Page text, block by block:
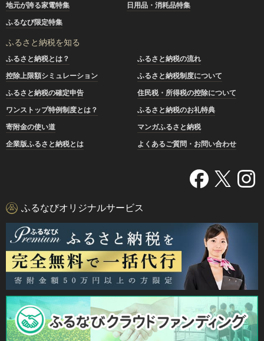
地元が誇る家電特集
日用品・消耗品特集
ふるなび限定特集
ふるさと納税を知る
ふるさと納税とは？
ふるさと納税の流れ
控除上限額シミュレーション
ふるさと納税制度について
ふるさと納税の確定申告
住民税・所得税の控除について
ワンストップ特例制度とは？
ふるさと納税のお礼特典
寄附金の使い道
マンガふるさと納税
企業版ふるさと納税とは
よくあるご質問・お問い合わせ
ふるなびオリジナルサービス